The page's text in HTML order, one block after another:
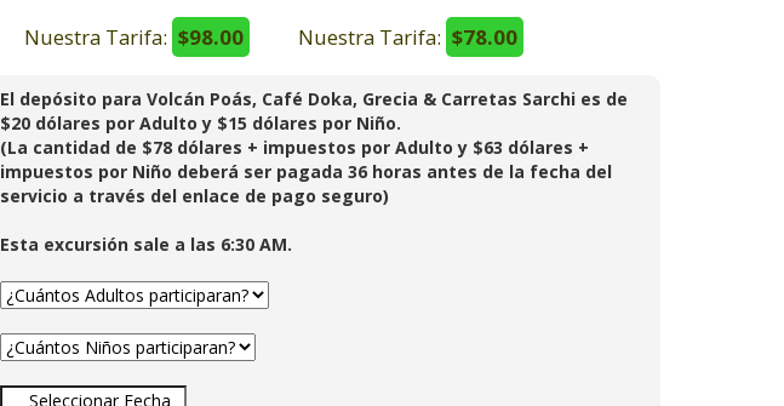
Nuestra Tarifa: $98.00
Nuestra Tarifa: $78.00
El depósito para Volcán Poás, Café Doka, Grecia & Carretas Sarchi es de
$20 dólares por Adulto y $15 dólares por Niño.
(La cantidad de $78 dólares + impuestos por Adulto y $63 dólares +
impuestos por Niño deberá ser pagada 36 horas antes de la fecha del
servicio a través del enlace de pago seguro)
Esta excursión sale a las 6:30 AM.